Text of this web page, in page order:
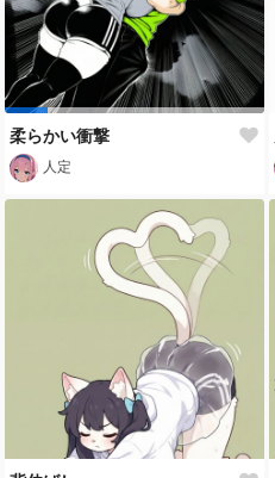
柔らかい衝撃
人定